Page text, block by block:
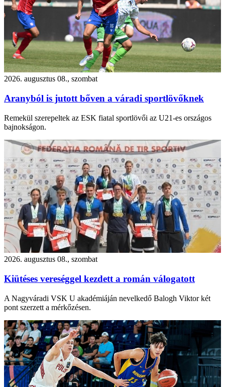
2026. augusztus 08., szombat
Aranyból is jutott bőven a váradi sportlövőknek
Remekül szerepeltek az ESK fiatal sportlövői az U21-es országos
bajnokságon.
2026. augusztus 08., szombat
Kiütéses vereséggel kezdett a román válogatott
A Nagyváradi VSK U akadémiáján nevelkedő Balogh Viktor két
pont szerzett a mérkőzésen.